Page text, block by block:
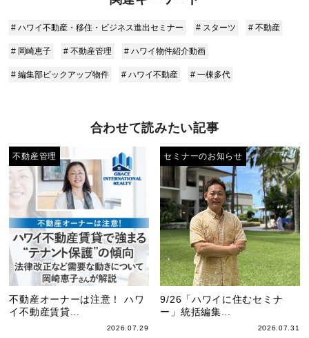
# ハワイ不動産・移住・ビジネス進出セミナー # スターツ # 不動産
# 岡崎恵子 # 不動産管理 # ハワイ物件紹介動画
# 編集部ピックアップ物件 # ハワイ不動産 # 一棟多代
合わせて読みたい記事
不動産管理
不動産オーナーは注意！ ハワ
イ不動産賃貸...
2026.07.29
セミナーのお知らせ
9/26「ハワイに住むセミナ
ー」統括編集...
2026.07.31